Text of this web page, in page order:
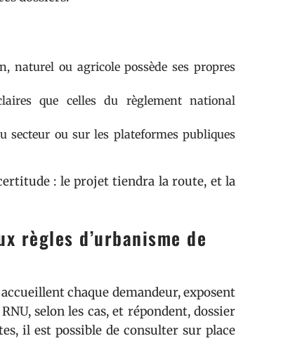
naturel ou agricole possède ses propres
que celles du règlement national
secteur ou sur les plateformes publiques
: le projet tiendra la route, et la
règles d’urbanisme de
chaque demandeur, exposent
selon les cas, et répondent, dossier
il est possible de consulter sur place